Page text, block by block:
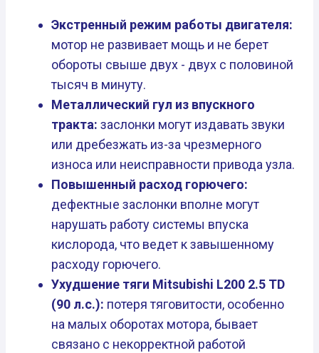
Экстренный режим работы двигателя:
мотор не развивает мощь и не берет
обороты свыше двух - двух с половиной
тысяч в минуту.
Металлический гул из впускного
тракта: заслонки могут издавать звуки
или дребезжать из-за чрезмерного
износа или неисправности привода узла.
Повышенный расход горючего:
дефектные заслонки вполне могут
нарушать работу системы впуска
кислорода, что ведет к завышенному
расходу горючего.
Ухудшение тяги Mitsubishi L200 2.5 TD
(90 л.с.): потеря тяговитости, особенно
на малых оборотах мотора, бывает
связано с некорректной работой